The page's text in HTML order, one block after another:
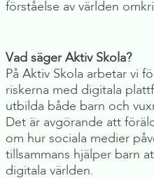
förståelse av världen
Vad säger Aktiv Skola?
På Aktiv Skola arbetar vi
riskerna med digitala
utbilda både barn och
Det är avgörande att
om hur sociala medier
tillsammans hjälper barn
digitala världen.